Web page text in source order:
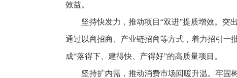
效益。
坚持快发力，推动项目“双进”提质增效。突
通过以商招商、产业链招商等方式，着力招引一
成“落得下、建得快、产得好”的高质量项目。
坚持扩内需，推动消费市场回暖升温。牢固